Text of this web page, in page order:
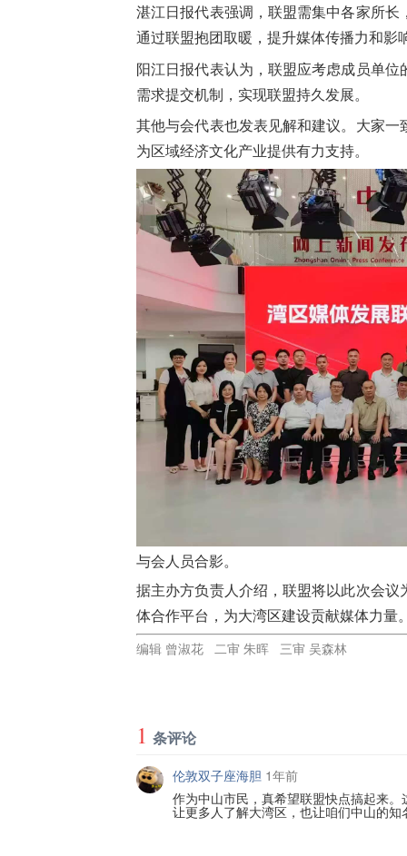
湛江日报代表强调，联盟需集中各家所
通过联盟抱团取暖，提升媒体传播力和
阳江日报代表认为，联盟应考虑成员单
需求提交机制，实现联盟持久发展。
其他与会代表也发表见解和建议。大家
为区域经济文化产业提供有力支持。
与会人员合影。
据主办方负责人介绍，联盟将以此次会
体合作平台，为大湾区建设贡献媒体力量
编辑 曾淑花 二审 朱晖 三审 吴森林
1 条评论
伦敦双子座海胆 1年前
作为中山市民，真希望联盟快点搞起来
让更多人了解大湾区，也让咱们中山的